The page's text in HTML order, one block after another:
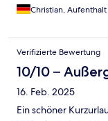
Christian, Aufenthalt
Verifizierte Bewertung
10/10 –
16. Feb. 2025
Ein schöner